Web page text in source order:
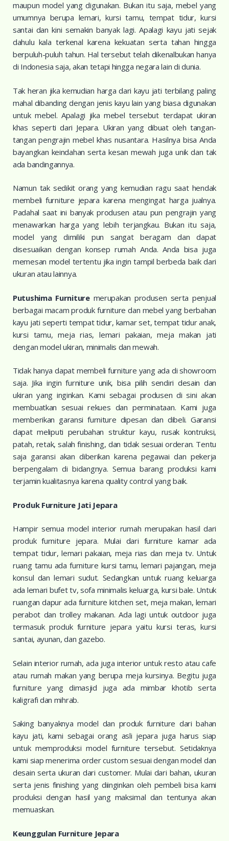
maupun model yang digunakan. Bukan itu saja, mebel yang
umumnya berupa lemari, kursi tamu, tempat tidur, kursi
santai dan kini semakin banyak lagi. Apalagi kayu jati sejak
dahulu kala terkenal karena kekuatan serta tahan hingga
berpuluh-puluh tahun. Hal tersebut telah dikenalbukan hanya
di Indonesia saja, akan tetapi hingga negara lain di dunia.
Tak heran jika kemudian harga dari kayu jati terbilang paling
mahal dibanding dengan jenis kayu lain yang biasa digunakan
untuk mebel. Apalagi jika mebel tersebut terdapat ukiran
khas seperti dari Jepara. Ukiran yang dibuat oleh tangan-
tangan pengrajin mebel khas nusantara. Hasilnya bisa Anda
bayangkan keindahan serta kesan mewah juga unik dan tak
ada bandingannya.
Namun tak sedikit orang yang kemudian ragu saat hendak
membeli furniture jepara karena mengingat harga jualnya.
Padahal saat ini banyak produsen atau pun pengrajin yang
menawarkan harga yang lebih terjangkau. Bukan itu saja,
model yang dimiliki pun sangat beragam dan dapat
disesuaikan dengan konsep rumah Anda. Anda bisa juga
memesan model tertentu jika ingin tampil berbeda baik dari
ukuran atau lainnya.
Putushima Furnituremerupakan produsen serta penjual
berbagai macam produk furniture dan mebel yang berbahan
kayu jati seperti tempat tidur, kamar set, tempat tidur anak,
kursi tamu, meja rias, lemari pakaian, meja makan jati
dengan model ukiran, minimalis dan mewah.
Tidak hanya dapat membeli furniture yang ada di showroom
saja. Jika ingin furniture unik, bisa pilih sendiri desain dan
ukiran yang inginkan. Kami sebagai produsen di sini akan
membuatkan sesuai rekues dan perminataan. Kami juga
memberikan garansi furniture dipesan dan dibeli. Garansi
dapat meliputi perubahan struktur kayu, rusak kontruksi,
patah, retak, salah finishing, dan tidak sesuai orderan. Tentu
saja garansi akan diberikan karena pegawai dan pekerja
berpengalam di bidangnya. Semua barang produksi kami
terjamin kualitasnya karena quality control yang baik.
Produk Furniture Jati Jepara
Hampir semua model interior rumah merupakan hasil dari
produk furniture jepara. Mulai dari furniture kamar ada
tempat tidur, lemari pakaian, meja rias dan meja tv. Untuk
ruang tamu ada furniture kursi tamu, lemari pajangan, meja
konsul dan lemari sudut. Sedangkan untuk ruang keluarga
ada lemari bufet tv, sofa minimalis keluarga, kursi bale. Untuk
ruangan dapur ada furniture kitchen set, meja makan, lemari
perabot dan trolley makanan. Ada lagi untuk outdoor juga
termasuk produk furniture jepara yaitu kursi teras, kursi
santai, ayunan, dan gazebo.
Selain interior rumah, ada juga interior untuk resto atau cafe
atau rumah makan yang berupa meja kursinya. Begitu juga
furniture yang dimasjid juga ada mimbar khotib serta
kaligrafi dan mihrab.
Saking banyaknya model dan produk furniture dari bahan
kayu jati, kami sebagai orang asli jepara juga harus siap
untuk memproduksi model furniture tersebut. Setidaknya
kami siap menerima order custom sesuai dengan model dan
desain serta ukuran dari customer. Mulai dari bahan, ukuran
serta jenis finishing yang diinginkan oleh pembeli bisa kami
produksi dengan hasil yang maksimal dan tentunya akan
memuaskan.
Keunggulan Furniture Jepara